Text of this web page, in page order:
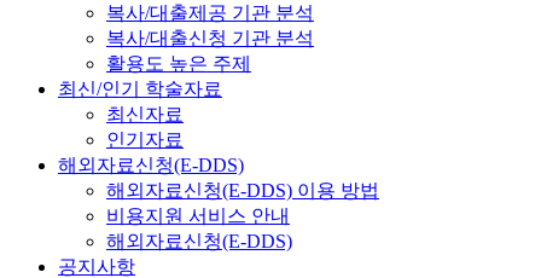
복사/대출제공 기관 분석
복사/대출신청 기관 분석
활용도 높은 주제
최신/인기 학술자료
최신자료
인기자료
해외자료신청(E-DDS)
해외자료신청(E-DDS) 이용 방법
비용지원 서비스 안내
해외자료신청(E-DDS)
공지사항